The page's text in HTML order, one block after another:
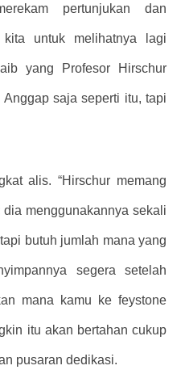
pertunjukan dan
kita untuk melihatnya lagi
yang Profesor Hirschur
saja seperti itu, tapi
alis. “Hirschur memang
menggunakannya sekali
butuh jumlah mana yang
segera setelah
mana kamu ke feystone
itu akan bertahan cukup
pusaran dedikasi.